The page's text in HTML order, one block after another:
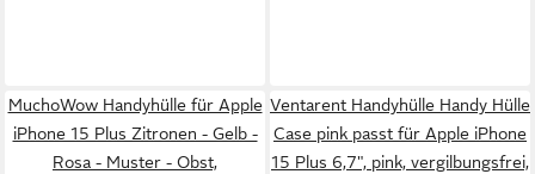
MuchoWow Handyhülle für Apple
iPhone 15 Plus Zitronen - Gelb -
Rosa - Muster - Obst,
Ventarent Handyhülle Handy Hülle
Case pink passt für Apple iPhone
15 Plus 6,7", pink, vergilbungsfrei,